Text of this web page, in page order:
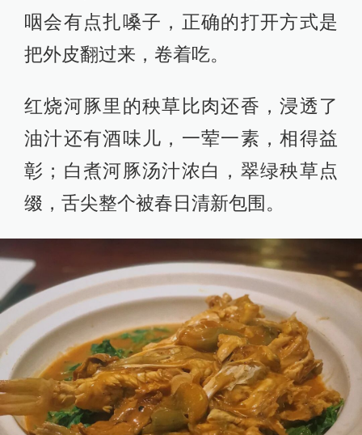
咽会有点扎嗓子，正确的打开方式是
把外皮翻过来，卷着吃。
红烧河豚里的秧草比肉还香，浸透了
油汁还有酒味儿，一荤一素，相得益
彰；白煮河豚汤汁浓白，翠绿秧草点
缀，舌尖整个被春日清新包围。